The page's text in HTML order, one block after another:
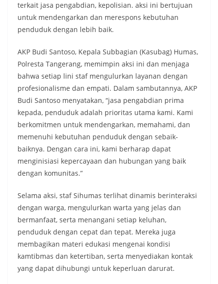
terkait jasa pengabdian, kepolisian. aksi ini bertujuan
untuk mendengarkan dan merespons kebutuhan
penduduk dengan lebih baik.
AKP Budi Santoso, Kepala Subbagian (Kasubag) Humas,
Polresta Tangerang, memimpin aksi ini dan menjaga
bahwa setiap lini staf mengulurkan layanan dengan
profesionalisme dan empati. Dalam sambutannya, AKP
Budi Santoso menyatakan, “jasa pengabdian prima
kepada, penduduk adalah prioritas utama kami. Kami
berkomitmen untuk mendengarkan, memahami, dan
memenuhi kebutuhan penduduk dengan sebaik-
baiknya. Dengan cara ini, kami berharap dapat
menginisiasi kepercayaan dan hubungan yang baik
dengan komunitas.”
Selama aksi, staf Sihumas terlihat dinamis berinteraksi
dengan warga, mengulurkan warta yang jelas dan
bermanfaat, serta menangani setiap keluhan,
penduduk dengan cepat dan tepat. Mereka juga
membagikan materi edukasi mengenai kondisi
kamtibmas dan ketertiban, serta menyediakan kontak
yang dapat dihubungi untuk keperluan darurat.